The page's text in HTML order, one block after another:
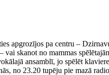
apgrozījos pa centru –
skanot no mammas
ansamblī, jo spēlēt
no 23.20 tupēju pie mazā